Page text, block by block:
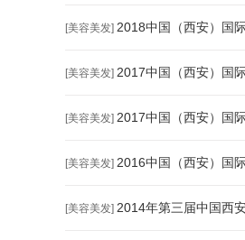
[美容美发] 2018中国（西安）国
[美容美发] 2017中国（西安）国
[美容美发] 2017中国（西安）国
[美容美发] 2016中国（西安）国
[美容美发] 2014年第三届中国西